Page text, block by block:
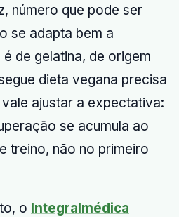
número que pode ser
se adapta bem a
de gelatina, de origem
dieta vegana precisa
ajustar a expectativa:
se acumula ao
treino, não no primeiro
o Integralmédica